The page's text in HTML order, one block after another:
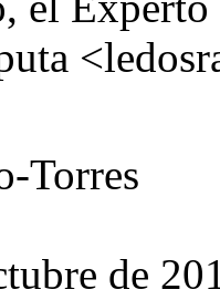
Torres
de